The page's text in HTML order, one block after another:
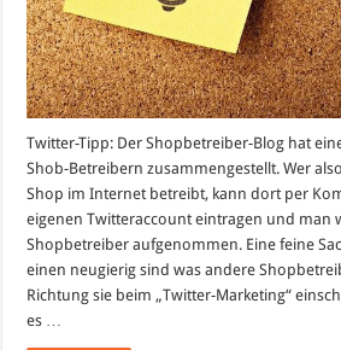
Twitter-Tipp: Der Shopbetreiber-Blog hat
Shob-Betreibern zusammengestellt. Wer
Shop im Internet betreibt, kann dort per
eigenen Twitteraccount eintragen und man
Shopbetreiber aufgenommen. Eine feine
einen neugierig sind was andere
Richtung sie beim „Twitter-Marketing“
es …